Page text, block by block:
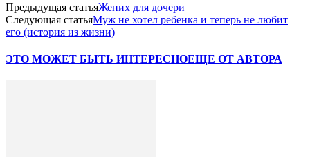
Предыдущая статьяЖених для дочери
Следующая статьяМуж не хотел ребенка и теперь не любит
его (история из жизни)
ЭТО МОЖЕТ БЫТЬ ИНТЕРЕСНОЕЩЕ ОТ АВТОРА